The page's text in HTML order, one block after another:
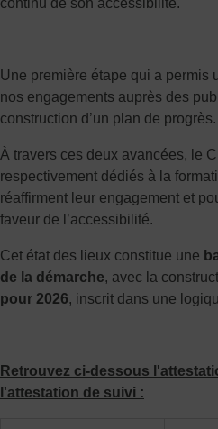
continu de son accessibilité.
Une première étape qui a permis
nos engagements auprès des
construction d’un plan de progrès.
À travers ces deux avancées, le
respectivement dédiés à la
réaffirment leur engagement et
faveur de l’accessibilité.
Cet état des lieux constitue une
de la démarche, avec la
pour 2026, inscrit dans une
Retrouvez ci-dessous
l'attestation de suivi :